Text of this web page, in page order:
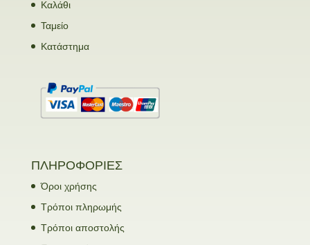
Καλάθι
Ταμείο
Κατάστημα
ΠΛΗΡΟΦΟΡΙΕΣ
Όροι χρήσης
Τρόποι πληρωμής
Τρόποι αποστολής